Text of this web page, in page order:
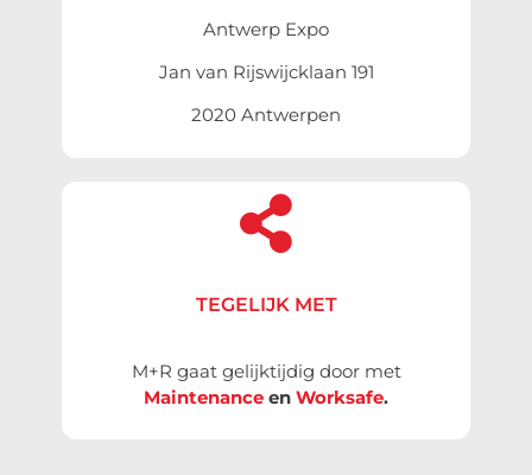
Antwerp Expo
Jan van Rijswijcklaan 191
2020 Antwerpen
TEGELIJK MET
M+R gaat gelijktijdig door met
Maintenance en Worksafe.